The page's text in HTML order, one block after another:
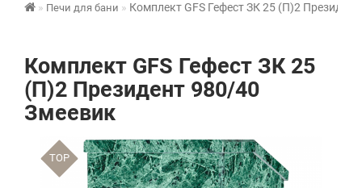
Печи для бани Комплект GFS Гефест ЗК 25 (П)2
Комплект GFS Гефест ЗК 25
(П)2 Президент 980/40
Змеевик
TOP